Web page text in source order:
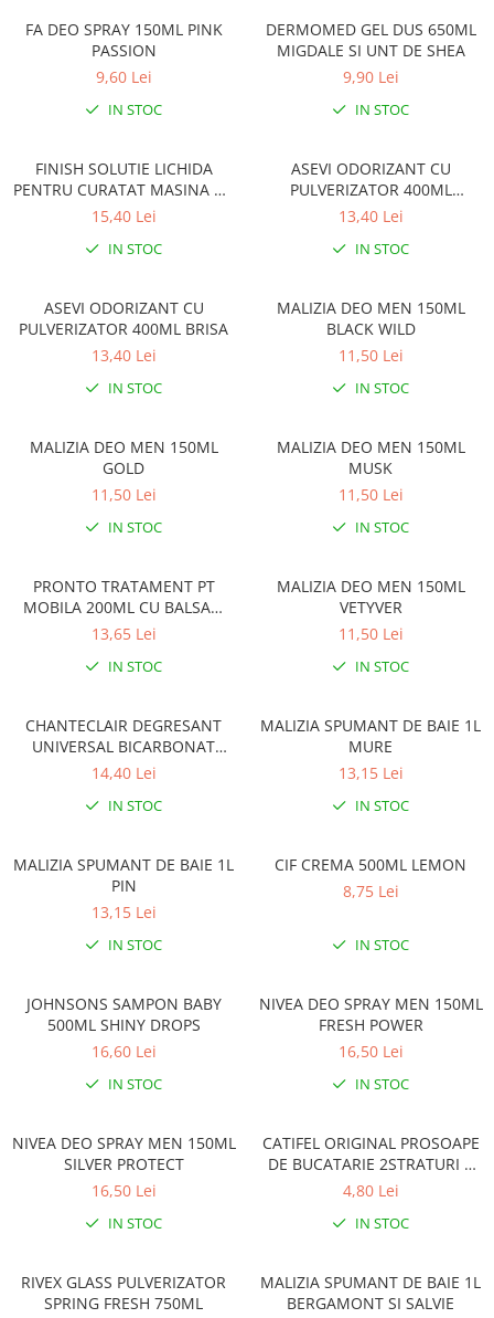
Detergent pardoseala
Detergent toaleta
Echipamente de curăţenie
Galeata mop
Hartie igienica
Insecticide
Parfum de camere
Produse de dezinfectare
Rola scame
Solutie de indepartat rugina si
Indepartarea parului
Ingrijirea buzei
Lotiune de corp
Parfum
Pasta de dinti
Pensula machiaj
Produse pentru coafat
Sare de baie
Tratament pentru par, conditioner
pentru par, masca de par
Vata demachianta
FA DEO SPRAY 150ML PINK
PASSION
9,60 Lei
IN STOC
DERMOMED GEL DUS 650ML
MIGDALE SI UNT DE SHEA
9,90 Lei
IN STOC
FINISH SOLUTIE LICHIDA
PENTRU CURATAT MASINA DE
SPALAT VASE 250ML LEMON
15,40 Lei
IN STOC
ASEVI ODORIZANT CU
PULVERIZATOR 400ML
PRIMAVERA
13,40 Lei
IN STOC
ASEVI ODORIZANT CU
PULVERIZATOR 400ML BRISA
13,40 Lei
IN STOC
MALIZIA DEO MEN 150ML
BLACK WILD
11,50 Lei
IN STOC
MALIZIA DEO MEN 150ML
GOLD
11,50 Lei
IN STOC
MALIZIA DEO MEN 150ML
MUSK
11,50 Lei
IN STOC
PRONTO TRATAMENT PT
MOBILA 200ML CU BALSAM
CEARA DE ALBINE
13,65 Lei
IN STOC
MALIZIA DEO MEN 150ML
VETYVER
11,50 Lei
IN STOC
CHANTECLAIR DEGRESANT
UNIVERSAL BICARBONAT
600ML CU PULVERIZATOR
14,40 Lei
IN STOC
MALIZIA SPUMANT DE BAIE 1L
MURE
13,15 Lei
IN STOC
MALIZIA SPUMANT DE BAIE 1L
PIN
13,15 Lei
IN STOC
CIF CREMA 500ML LEMON
8,75 Lei
IN STOC
JOHNSONS SAMPON BABY
500ML SHINY DROPS
16,60 Lei
IN STOC
NIVEA DEO SPRAY MEN 150ML
FRESH POWER
16,50 Lei
IN STOC
NIVEA DEO SPRAY MEN 150ML
SILVER PROTECT
16,50 Lei
IN STOC
CATIFEL ORIGINAL PROSOAPE
DE BUCATARIE 2STRATURI 2
ROLE/PACHET
4,80 Lei
IN STOC
RIVEX GLASS PULVERIZATOR
SPRING FRESH 750ML
MALIZIA SPUMANT DE BAIE 1L
BERGAMONT SI SALVIE